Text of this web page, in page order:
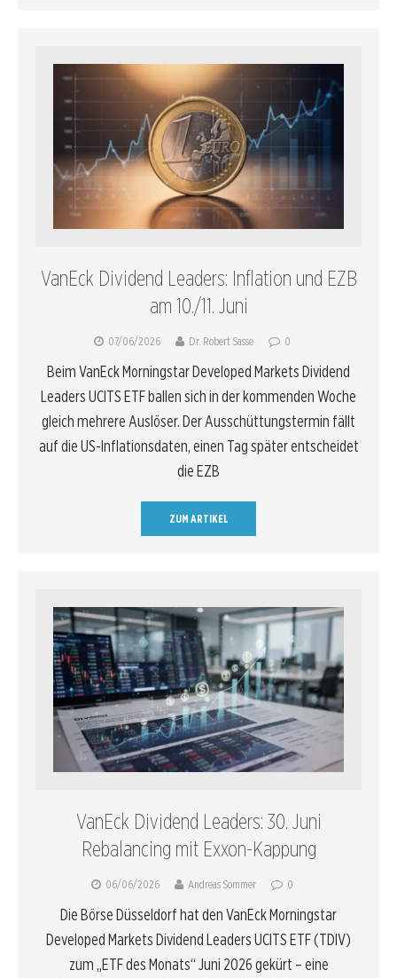
VanEck Dividend Leaders: Inflation und EZB
am 10./11. Juni
07/06/2026 Dr. Robert Sasse 0
Beim VanEck Morningstar Developed Markets Dividend
Leaders UCITS ETF ballen sich in der kommenden Woche
gleich mehrere Auslöser. Der Ausschüttungstermin fällt
auf die US-Inflationsdaten, einen Tag später entscheidet
die EZB
ZUM ARTIKEL
VanEck Dividend Leaders: 30. Juni
Rebalancing mit Exxon-Kappung
06/06/2026 Andreas Sommer 0
Die Börse Düsseldorf hat den VanEck Morningstar
Developed Markets Dividend Leaders UCITS ETF (TDIV)
zum „ETF des Monats“ Juni 2026 gekürt – eine